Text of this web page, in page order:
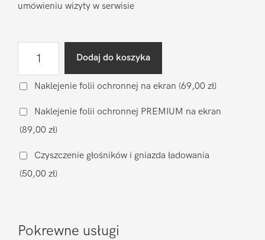
umówieniu wizyty w serwisie
wyświetlacza
Reno
7
Lite
5G
Dodaj do koszyka
Naklejenie folii ochronnej na ekran (69,00 zł)
Naklejenie folii ochronnej PREMIUM na ekran
(89,00 zł)
Czyszczenie głośników i gniazda ładowania
(50,00 zł)
Pokrewne usługi